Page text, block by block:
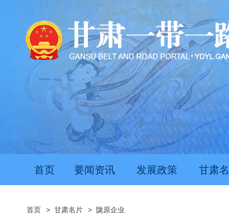
首页 要闻资讯 发展政策 甘肃
首页 > 甘肃名片 > 陇原企业